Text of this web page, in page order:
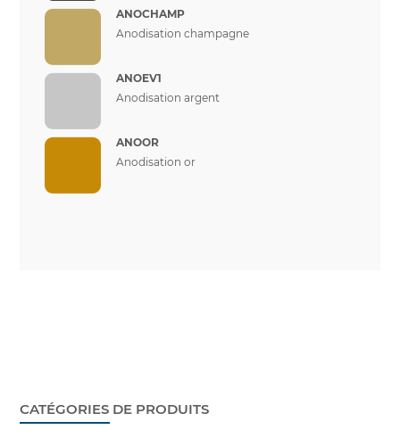
ANOCHAMP
Anodisation champagne
ANOEV1
Anodisation argent
ANOOR
Anodisation or
CATÉGORIES DE PRODUITS